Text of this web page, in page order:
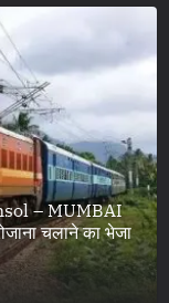
– MUMBAI
चलाने का भेजा